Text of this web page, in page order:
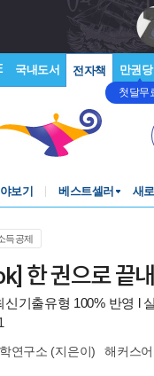
국내도서 전자책 만권당
첫달무
보기 베스트셀러 새
득공제
한 권으로 끝
신기출유형 100% 반영 l
연구소 (지은이) 해커스